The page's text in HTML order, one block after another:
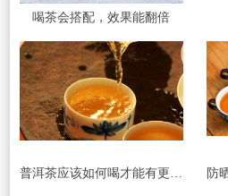
喝茶会搭配，效果能翻倍